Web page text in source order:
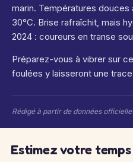
marin. Températures
30°C. Brise rafraîchit, mais
2024 : coureurs en transe
Préparez-vous à vibrer sur
foulées y laisseront une
Rédigé à partir de données
Estimez votre